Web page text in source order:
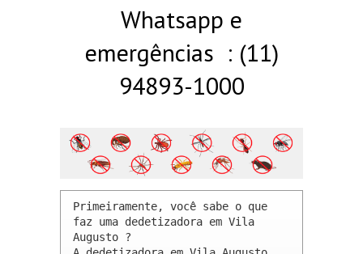
Whatsapp e
emergências : (11)
94893-1000
Primeiramente, você sabe o que
faz uma dedetizadora em Vila
Augusto ?